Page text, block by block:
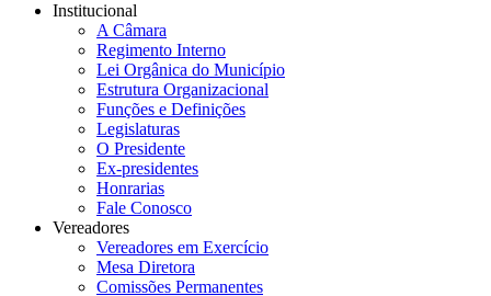
Institucional
A Câmara
Regimento Interno
Lei Orgânica do Município
Estrutura Organizacional
Funções e Definições
Legislaturas
O Presidente
Ex-presidentes
Honrarias
Fale Conosco
Vereadores
Vereadores em Exercício
Mesa Diretora
Comissões Permanentes